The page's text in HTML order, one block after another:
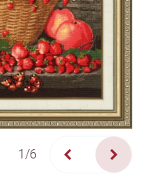
1/6